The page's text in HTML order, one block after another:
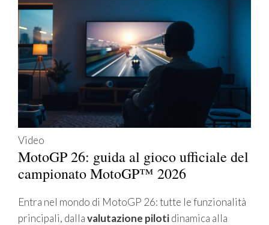
Video
MotoGP 26: guida al gioco ufficiale del
campionato MotoGP™ 2026
Entra nel mondo di MotoGP 26: tutte le funzionalità
principali, dallavalutazione pilotidinamica alla